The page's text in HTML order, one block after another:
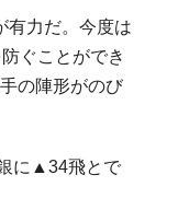
有力だ。今度は
ぐことができ
の陣形がのび
に▲34飛とで